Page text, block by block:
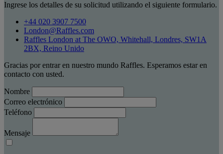
Ingrese los detalles de su solicitud utilizando el siguiente formulario.
+44 020 3907 7500
London@Raffles.com
Raffles London at The OWO, Whitehall, Londres, SW1A
2BX, Reino Unido
Gracias por entrar en nuestro mundo Raffles. Esperamos estar en
contacto con usted.
Nombre
Correo electrónico
Teléfono
Mensaje